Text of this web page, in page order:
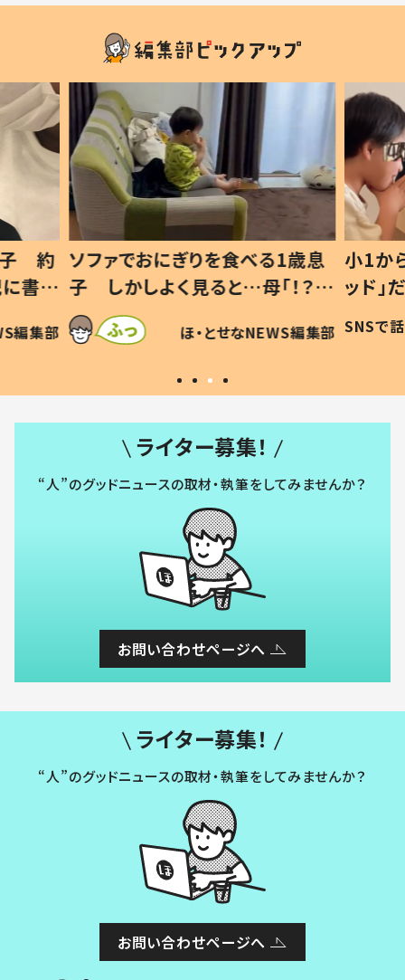
歳息
？」
編集部
小1から不登校、息子は「ギフテ
ッド」だった 父が“ウチ給食”を
作り続ける理由とは #令和の親
#令和の子
SNSで話題 ほ・とせなNEWS編集部
ひ孫
が、抱
「涙
い」
ライター募集！
“人”のグッドニュースの取材・執筆をしてみませんか？
お問い合わせページへ
ライター募集！
“人”のグッドニュースの取材・執筆をしてみませんか？
お問い合わせページへ